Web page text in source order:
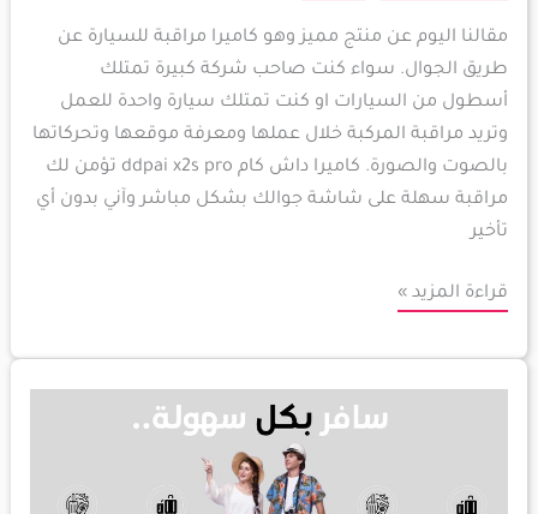
مقالنا اليوم عن منتج مميز وهو كاميرا مراقبة للسيارة عن
طريق الجوال. سواء كنت صاحب شركة كبيرة تمتلك
أسطول من السيارات او كنت تمتلك سيارة واحدة للعمل
وتريد مراقبة المركبة خلال عملها ومعرفة موقعها وتحركاتها
بالصوت والصورة. كاميرا داش كام ddpai x2s pro تؤمن لك
مراقبة سهلة على شاشة جوالك بشكل مباشر وآني بدون أي
تأخير
قراءة المزيد »
لأغراض